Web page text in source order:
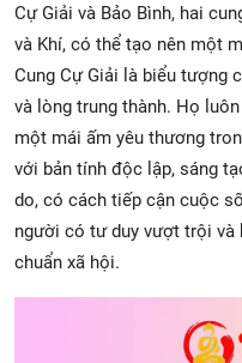
Cự Giải và Bảo Bình, hai
và Khí, có thể tạo nên một
Cung Cự Giải là biểu tượng
và lòng trung thành. Họ
một mái ấm yêu thương
với bản tính độc lập, sáng
do, có cách tiếp cận cuộc
người có tư duy vượt trội và
chuẩn xã hội.